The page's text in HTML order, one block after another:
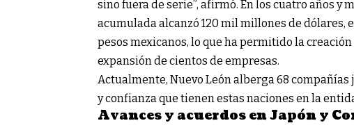
sino fuera de serie”, afirmó. En los cuatro años
acumulada alcanzó 120 mil millones de
pesos mexicanos, lo que ha permitido la
expansión de cientos de empresas.
Actualmente, Nuevo León alberga 68
y confianza que tienen estas naciones en la
Avances y acuerdos en Japón y